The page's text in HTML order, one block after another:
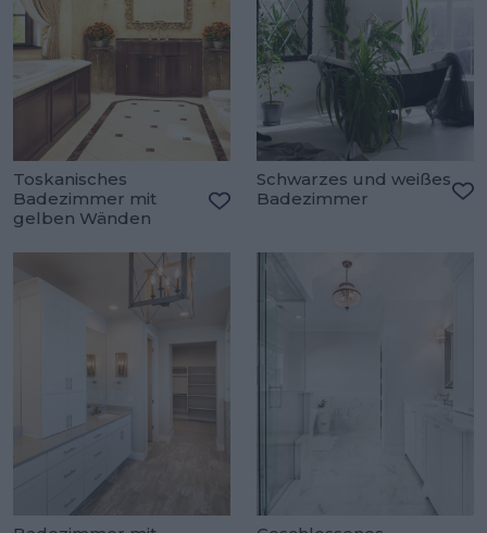
Toskanisches
Badezimmer mit
gelben Wänden
Schwarzes und weißes
Badezimmer